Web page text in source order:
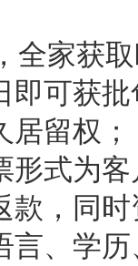
全家获
即可获
留权；
形式为
款，同
言、学